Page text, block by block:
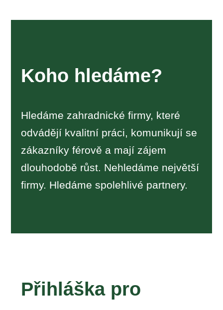
Koho hledáme?
Hledáme zahradnické firmy, které
odvádějí kvalitní práci, komunikují se
zákazníky férově a mají zájem
dlouhodobě růst. Nehledáme největší
firmy. Hledáme spolehlivé partnery.
Přihláška pro